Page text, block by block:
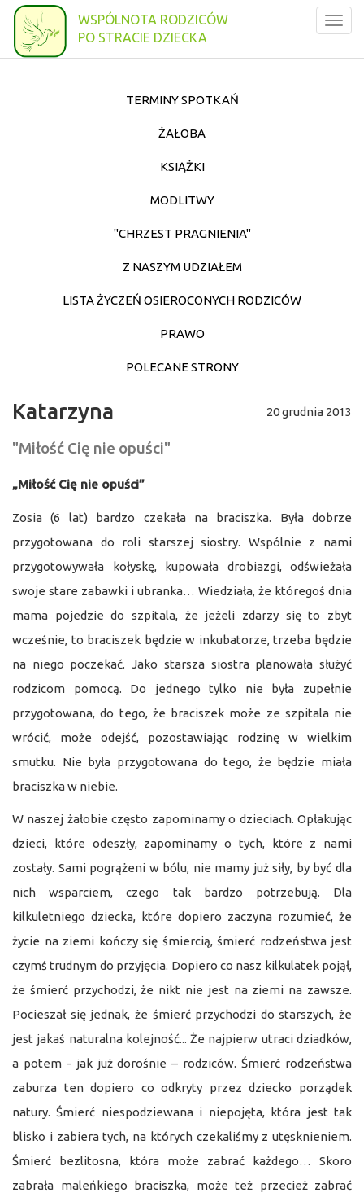
WSPÓLNOTA RODZICÓW
PO STRACIE DZIECKA
TERMINY SPOTKAŃ
ŻAŁOBA
KSIĄŻKI
MODLITWY
"CHRZEST PRAGNIENIA"
Z NASZYM UDZIAŁEM
LISTA ŻYCZEŃ OSIEROCONYCH RODZICÓW
PRAWO
POLECANE STRONY
20 grudnia 2013
Katarzyna
"Miłość Cię nie opuści"
„Miłość Cię nie opuści”
Zosia (6 lat) bardzo czekała na braciszka. Była dobrze
przygotowana do roli starszej siostry. Wspólnie z nami
przygotowywała kołyskę, kupowała drobiazgi, odświeżała
swoje stare zabawki i ubranka… Wiedziała, że któregoś dnia
mama pojedzie do szpitala, że jeżeli zdarzy się to zbyt
wcześnie, to braciszek będzie w inkubatorze, trzeba będzie
na niego poczekać. Jako starsza siostra planowała służyć
rodzicom pomocą. Do jednego tylko nie była zupełnie
przygotowana, do tego, że braciszek może ze szpitala nie
wrócić, może odejść, pozostawiając rodzinę w wielkim
smutku. Nie była przygotowana do tego, że będzie miała
braciszka w niebie.
W naszej żałobie często zapominamy o dzieciach. Opłakując
dzieci, które odeszły, zapominamy o tych, które z nami
zostały. Sami pogrążeni w bólu, nie mamy już siły, by być dla
nich wsparciem, czego tak bardzo potrzebują. Dla
kilkuletniego dziecka, które dopiero zaczyna rozumieć, że
życie na ziemi kończy się śmiercią, śmierć rodzeństwa jest
czymś trudnym do przyjęcia. Dopiero co nasz kilkulatek pojął,
że śmierć przychodzi, że nikt nie jest na ziemi na zawsze.
Pocieszał się jednak, że śmierć przychodzi do starszych, że
jest jakaś naturalna kolejność... Że najpierw utraci dziadków,
a potem - jak już dorośnie – rodziców. Śmierć rodzeństwa
zaburza ten dopiero co odkryty przez dziecko porządek
natury. Śmierć niespodziewana i niepojęta, która jest tak
blisko i zabiera tych, na których czekaliśmy z utęsknieniem.
Śmierć bezlitosna, która może zabrać każdego… Skoro
zabrała maleńkiego braciszka, może też przecież zabrać